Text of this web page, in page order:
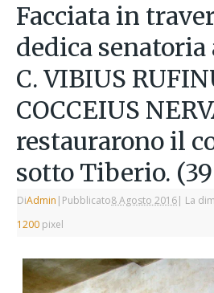
Facciata in
dedica
C. VIBIUS
COCCEIUS
restaurarono il
sotto Tiberio.
DiAdmin | Pubblicato8 Agosto 2016| La
1200 pixel